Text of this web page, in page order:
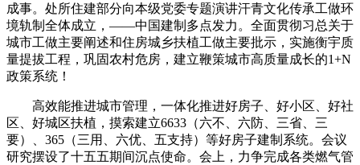
成事。处所住建部分向本级党委专题演讲汗青文化传承工做环
境轨制全体成立，——中国建制多点发力。全面贯彻习总关于
城市工做主要阐述和住房城乡扶植工做主要批示，实施衡宇质
量提拔工程，巩固农村危房，建立鞭策城市高质量成长的1+N
政策系统！
高效能推进城市管理，一体化推进好房子、好小区、好社
区、好城区扶植，摸索建立6633（六不、六防、三省、三
要）、365（三用、六优、五支持）等好房子建制系统。会议
研究摆设了十五五期间沉点使命。会上，力争完成各类燃气管